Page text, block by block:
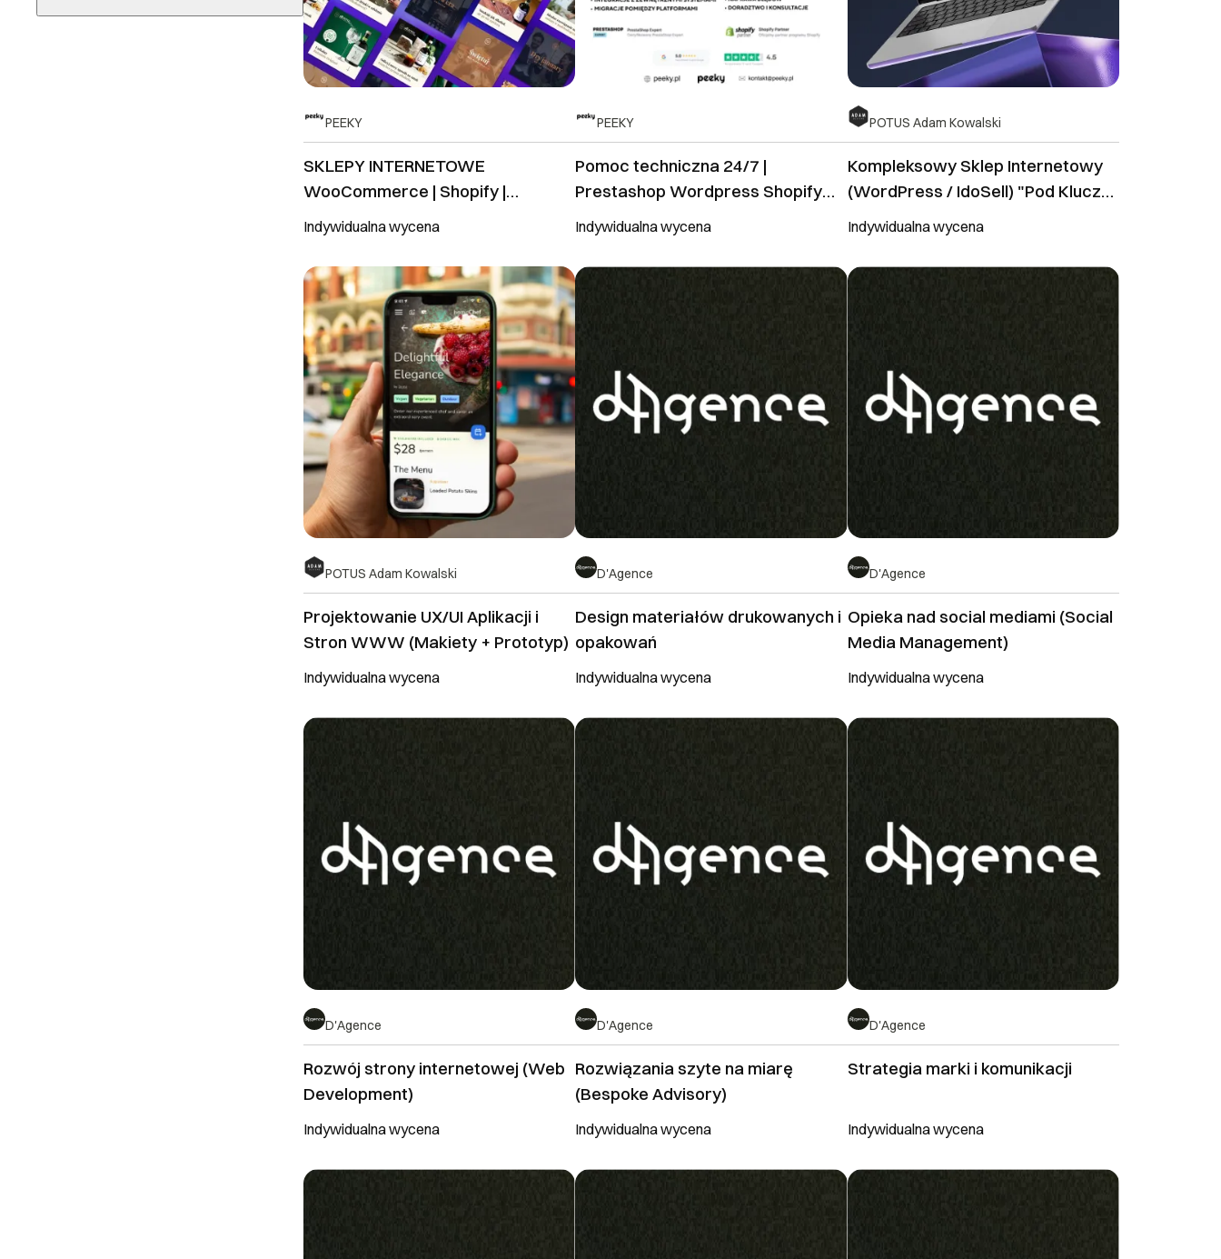
PEEKY
SKLEPY INTERNETOWE
WooCommerce | Shopify |
PrestaShop | Shopware |
Wordpress
Indywidualna wycena
PEEKY
Pomoc techniczna 24/7 |
Prestashop Wordpress Shopify
WooCommerce
Indywidualna wycena
POTUS Adam Kowalski
Kompleksowy Sklep Internetowy
(WordPress / IdoSell) "Pod Klucz"
– Design, Legal, Produkty
Indywidualna wycena
POTUS Adam Kowalski
Projektowanie UX/UI Aplikacji i
Stron WWW (Makiety + Prototyp)
Indywidualna wycena
D'Agence
Design materiałów drukowanych i
opakowań
Indywidualna wycena
D'Agence
Opieka nad social mediami (Social
Media Management)
Indywidualna wycena
D'Agence
Rozwój strony internetowej (Web
Development)
Indywidualna wycena
D'Agence
Rozwiązania szyte na miarę
(Bespoke Advisory)
Indywidualna wycena
D'Agence
Strategia marki i komunikacji
Indywidualna wycena